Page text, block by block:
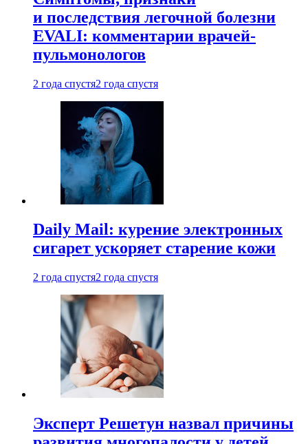
и последствия легочной болезни
EVALI: комментарии врачей-
пульмонологов
2 года спустя2 года спустя
Daily Mail: курение электронных
сигарет ускоряет старение кожи
2 года спустя2 года спустя
Эксперт Решетун назвал причины